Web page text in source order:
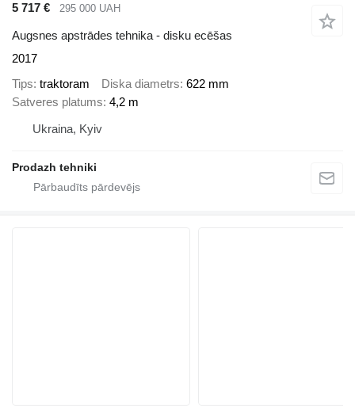
5 717 €
295 000 UAH
Augsnes apstrādes tehnika - disku ecēšas
2017
Tips traktoram Diska diametrs 622 mm
Satveres platums 4,2 m
Ukraina, Kyiv
Prodazh tehniki